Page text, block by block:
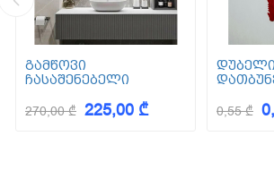
გამწოვი
ჩასაშენებელი
270,00 ₾ 225,00 ₾ 0,55 ₾